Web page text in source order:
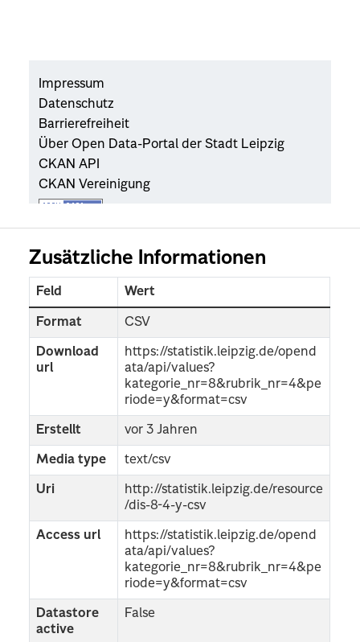
Zusätzliche Informationen
Feld Wert
Format CSV
Download
url
https://statistik.leipzig.de/opend
ata/api/values?
kategorie_nr=8&rubrik_nr=4&pe
riode=y&format=csv
Erstellt vor 3 Jahren
Media type text/csv
Uri
http://statistik.leipzig.de/resource
/dis-8-4-y-csv
Access url
https://statistik.leipzig.de/opend
ata/api/values?
kategorie_nr=8&rubrik_nr=4&pe
riode=y&format=csv
Datastore
active
False